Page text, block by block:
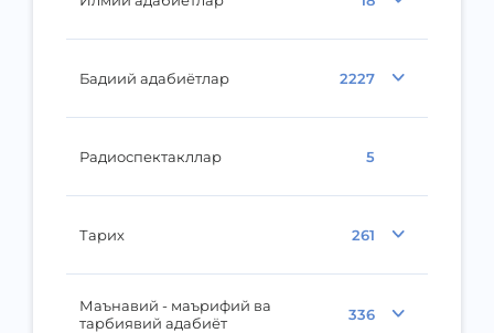
Бадиий адабиётлар 2227
Радиоспектакллар 5
Тарих 261
Маънавий - маърифий ва
тарбиявий адабиёт
336